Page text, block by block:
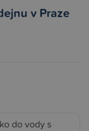
v Praze
do vody s